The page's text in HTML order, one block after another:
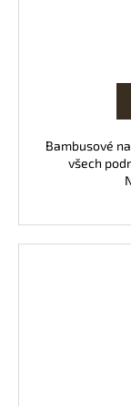
Bambusové
všech